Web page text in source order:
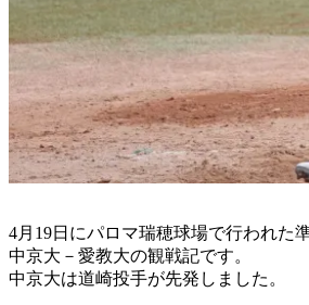
4月19日にパロマ瑞穂球場で行われた
中京大－愛教大の観戦記です。
中京大は道崎投手が先発しました。